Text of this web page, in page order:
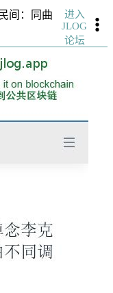
间：同曲
进入
JLOG
论坛